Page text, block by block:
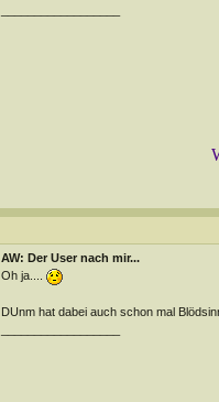
AW: Der User nach mir...
Oh ja....
DUnm hat dabei auch schon mal